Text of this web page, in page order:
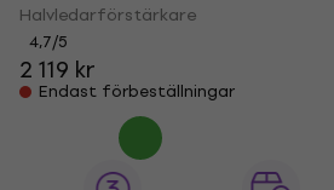
Halvledarförstärkare
4,7/5
2 119 kr
Endast förbeställningar